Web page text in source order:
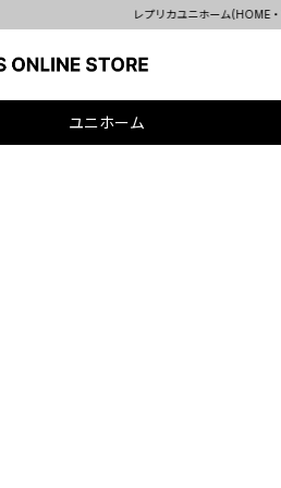
VISITOR・ALT)先着購入特典
ユニホーム